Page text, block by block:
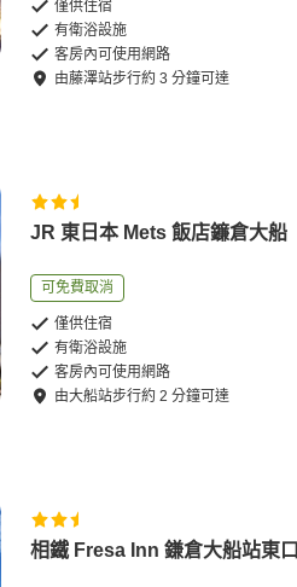
僅供住宿
有衛浴設施
客房內可使用網路
由藤澤站步行約3 分鐘可達
JR 東日本 Mets 飯店鐮倉大船
可免費取消
僅供住宿
有衛浴設施
客房內可使用網路
由大船站步行約2 分鐘可達
相鐵 Fresa Inn 鎌倉大船站東口